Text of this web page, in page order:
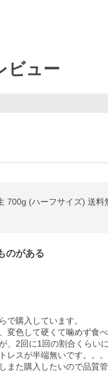
ビュー
700g (ハーフサイズ) 送
のがある
で購入しています。
変色して硬くて噛めず食
、2回に1回の割合くらい
レスが半端無いです。。。
また購入したいので品質